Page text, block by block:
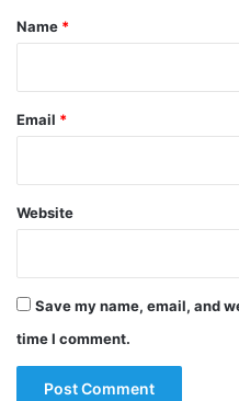
*
Name *
Email *
Website
Save my name, email, and
time I comment.